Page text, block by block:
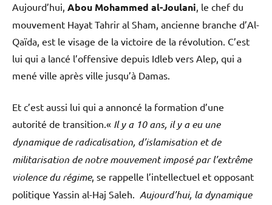
Aujourd’hui, Abou Mohammed al-Joulani, le chef du
mouvement Hayat Tahrir al Sham, ancienne branche d’Al-
Qaïda, est le visage de la victoire de la révolution. C’est
lui qui a lancé l’offensive depuis Idleb vers Alep, qui a
mené ville après ville jusqu’à Damas.
Et c’est aussi lui qui a annoncé la formation d’une
autorité de transition.« Il y a 10 ans, il y a eu une
dynamique de radicalisation, d’islamisation et de
militarisation de notre mouvement imposé par l’extrême
violence du régime, se rappelle l’intellectuel et opposant
politique Yassin al-Haj Saleh. Aujourd’hui, la dynamique